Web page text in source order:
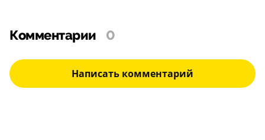
Комментарии 0
Написать комментарий